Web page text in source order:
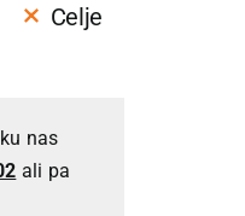
Celje
nas
ali pa